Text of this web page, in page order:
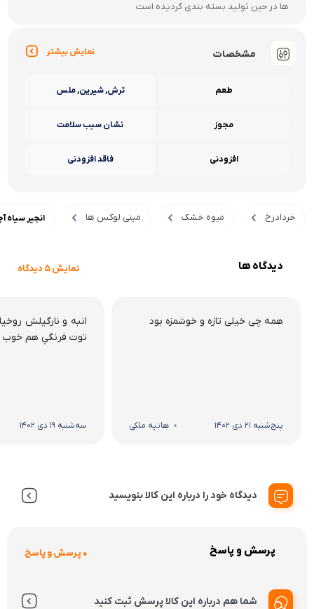
ها در حین تولید بسته بندی گردیده است
مشخصات نمایش بیشتر
طعم ترش, شیرین, ملس
مجوز نشان سیب سلامت
افزودنی فاقد افزودنی
خردادرخ میوه خشک مینی لوکس ها انجیر سیاه آجیلی
دیدگاه ها نمایش 5 دیدگاه
همه چی خیلی تازه و خوشمزه بود
پنج‌شنبه 21 دی 1402 هانیه ملکی
انبه و نارگيلش
توت فرنگي هم خوب
سه‌شنبه 19 دی 1402
دیدگاه خود را درباره این کالا بنویسید
پرسش و پاسخ 0 پرسش و پاسخ
شما هم درباره این کالا پرسش ثبت کنید